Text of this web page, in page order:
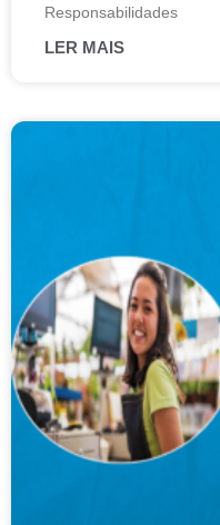
Responsabilidades
LER MAIS